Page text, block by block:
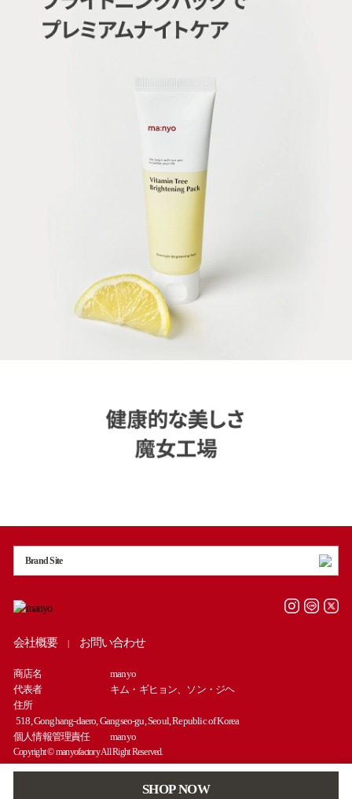
SHOP NOW
Brand Site
会社概要 | お問い合わせ
商店名
manyo
代表者
キム・ギヒョン、ソン・ジヘ
住所
518, Gonghang-daero, Gangseo-gu, Seoul, Republic of Korea
個人情報管理責任
manyo
Copyright © manyofactory All Right Reserved.